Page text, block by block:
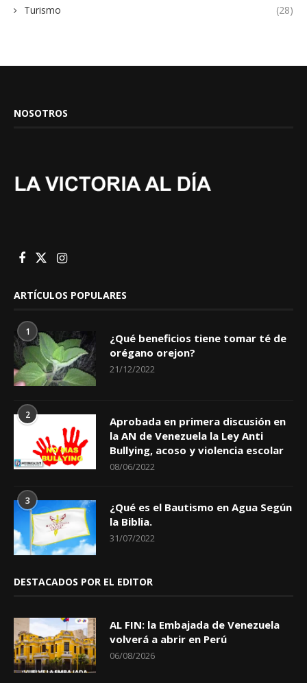
Turismo (28)
NOSOTROS
ARTÍCULOS POPULARES
1
¿Qué beneficios tiene tomar té de
orégano orejon?
21/12/2022
2
Aprobada en primera discusión en
la AN de Venezuela la Ley Anti
Bullying, acoso y violencia escolar
08/06/2022
3
¿Qué es el Bautismo en Agua Según
la Biblia.
31/07/2022
DESTACADOS POR EL EDITOR
AL FIN: la Embajada de Venezuela
volverá a abrir en Perú
06/08/2026